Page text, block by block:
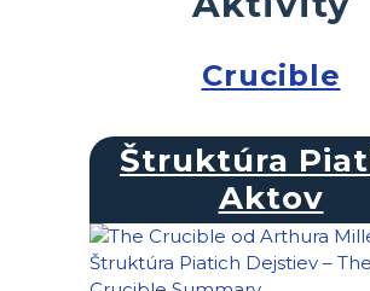
Crucible
Štruktúra
Aktov